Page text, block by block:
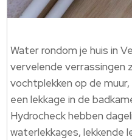
Water rondom je huis in
vervelende verrassingen
vochtplekken op de
een lekkage in de
Hydrocheck hebben
waterlekkages, lekkende